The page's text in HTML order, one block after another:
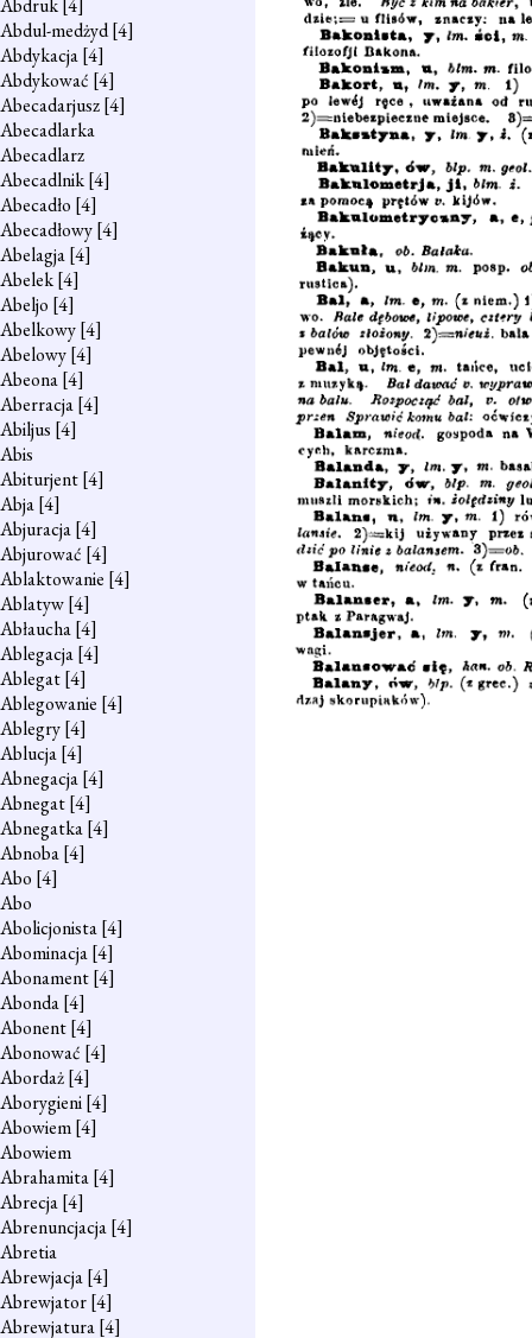
Abdruk[4]
Abdul-medżyd[4]
Abdykacja[4]
Abdykować [4]
Abecadarjusz[4]
Abecadlarka
Abecadlarz
Abecadlnik[4]
Abecadło [4]
Abecadłowy[4]
Abelagja[4]
Abelek[4]
Abeljo [4]
Abelkowy[4]
Abelowy[4]
Abeona[4]
Aberracja[4]
Abiljus [4]
Abis
Abiturjent[4]
Abja[4]
Abjuracja[4]
Abjurować [4]
Ablaktowanie [4]
Ablatyw[4]
Abłaucha[4]
Ablegacja[4]
Ablegat[4]
Ablegowanie [4]
Ablegry[4]
Ablucja[4]
Abnegacja[4]
Abnegat[4]
Abnegatka[4]
Abnoba[4]
Abo [4]
Abo
Abolicjonista[4]
Abominacja[4]
Abonament[4]
Abonda[4]
Abonent[4]
Abonować [4]
Abordaż[4]
Aborygieni[4]
Abowiem[4]
Abowiem
Abrahamita[4]
Abrecja[4]
Abrenuncjacja[4]
Abretia
Abrewjacja[4]
Abrewjator[4]
Abrewjatura[4]